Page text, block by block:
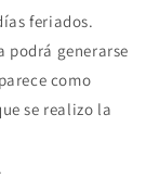
feriados.
podrá generarse
como
se realizo la